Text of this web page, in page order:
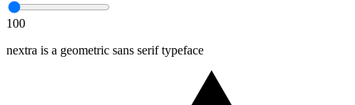
100
nextra is a geometric sans serif typeface